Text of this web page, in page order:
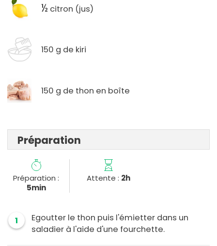
½ citron (jus)
150 g de kiri
150 g de thon en boîte
Préparation
Préparation :
5min
Attente : 2h
1
Egoutter le thon puis l'émietter dans un
saladier à l'aide d'une fourchette.